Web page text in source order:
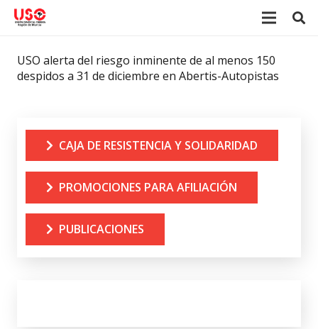
USO alerta del riesgo inminente de al menos 150
despidos a 31 de diciembre en Abertis-Autopistas
CAJA DE RESISTENCIA Y SOLIDARIDAD
PROMOCIONES PARA AFILIACIÓN
PUBLICACIONES